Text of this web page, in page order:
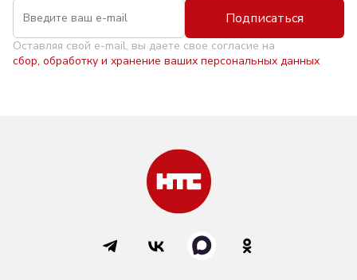
Подписаться
Оставляя свой e-mail, вы даете свое согласие на
сбор, обработку и хранение ваших персональных данных